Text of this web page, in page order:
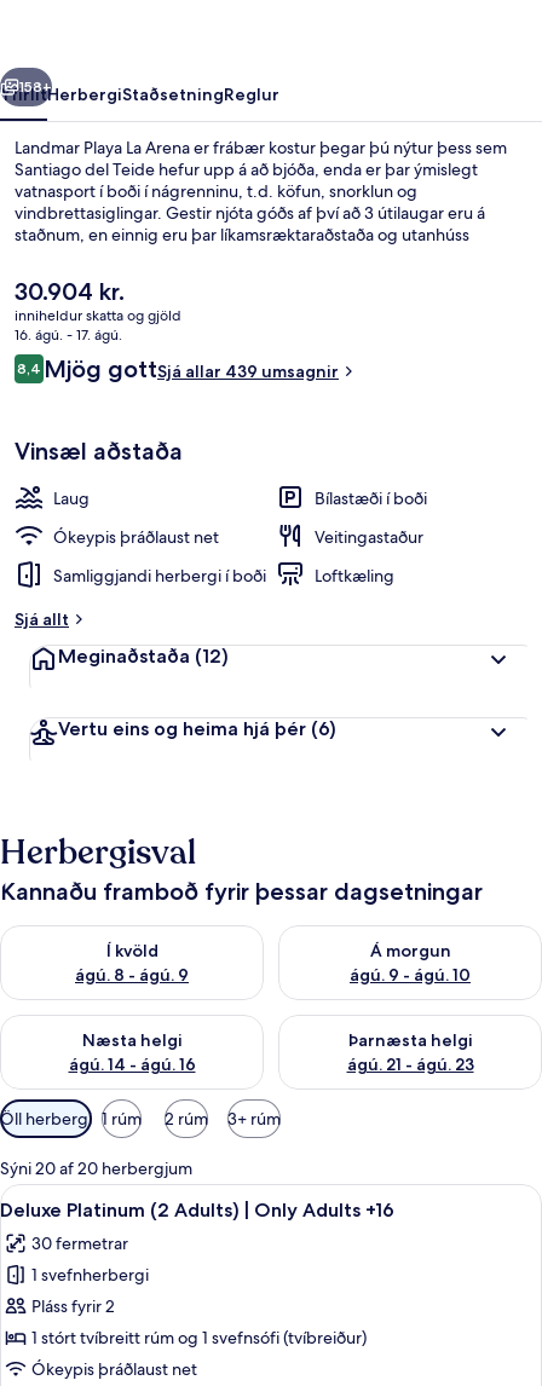
Næsta
158+
YfirlitHerbergiStaðsetningReglur
Landmar Playa La Arena er frábær kostur þegar þú nýtur þess sem
Santiago del Teide hefur upp á að bjóða, enda er þar ýmislegt
vatnasport í boði í nágrenninu, t.d. köfun, snorklun og
vindbrettasiglingar. Gestir njóta góðs af því að 3 útilaugar eru á
staðnum, en einnig eru þar líkamsræktaraðstaða og utanhúss
börum/setustofum þannig að næg tækifæri eru til að gera vel við sig
í mat og drykk. Næturklúbbur, bar við sundlaugarbakkann og
barnasundlaug eru einnig á staðnum. Aðrir gestir hafa sérstaklega
sagt að hjálpsamt starfsfólk sé meðal helstu kosta gististaðarins.
Núverandi
verð
er
30.904 kr.
30.904 kr.
inniheldur skatta og gjöld
16. ágú. - 17. ágú.
Umsagnir
8,48,4 af 10
Mjög gottSjá allar 439 umsagnir
Vinsæl aðstaða
Laug
Bílastæði í boði
Ókeypis þráðlaust net
Veitingastaður
Samliggjandi herbergi í boði
Loftkæling
Sjá allt
Meginaðstaða (12)
Vertu eins og heima hjá þér (6)
Herbergisval
Kannaðu framboð fyrir þessar dagsetningar
Í kvöld
ágú. 8 - ágú. 9
Athuga framboð í kvöld ágú. 8 - ágú. 9
Á morgun
ágú. 9 - ágú. 10
Athuga framboð á morgun
Næsta helgi
ágú. 14 - ágú. 16
Athuga framboð næstu helgi ágú. 14 - ágú. 16
Þarnæsta helgi
ágú. 21 - ágú. 23
Athuga framboð þarnæstu
Síur
í
boði
fyrir
herbergi
Öll herbergi 1 rúm 2 rúm 3+ rúm
Sýni 20 af 20 herbergjum
Skoða
allar
myndir
fyrir
Deluxe
Platinum
(2
Öryggishólf í herbergi, skrifborð,
19
Deluxe Platinum (2 Adults) | Only Adults +16
30 fermetrar
1 svefnherbergi
Pláss fyrir 2
1 stórt tvíbreitt rúm og 1 svefnsófi (tvíbreiður)
Ókeypis þráðlaust net